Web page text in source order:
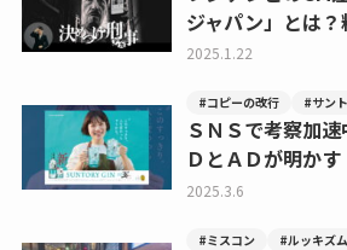
ジャパン」とは
2025.1.22
#コピーの改行 #サン
ＳＮＳで考察加
ＤとＡＤが明か
2025.3.6
#ミスコン #ルッキズム